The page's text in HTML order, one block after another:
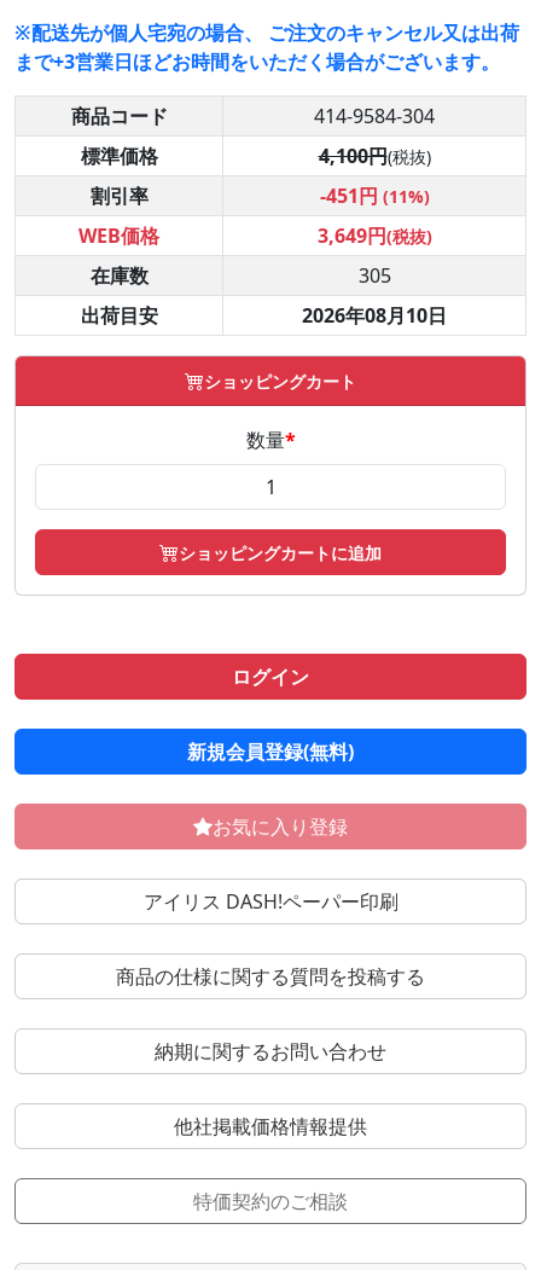
※配送先が個人宅宛の場合、 ご注文のキャンセル又は出荷
まで+3営業日ほどお時間をいただく場合がございます。
商品コード
414-9584-304
標準価格
4,100円(税抜)
割引率 -451円 (11%)
WEB価格 3,649円(税抜)
在庫数
305
出荷目安
2026年08月10日
ショッピングカート
数量*
ショッピングカートに追加
ログイン
新規会員登録(無料)
お気に入り登録
アイリス DASH!ペーパー印刷
商品の仕様に関する質問を投稿する
納期に関するお問い合わせ
他社掲載価格情報提供
特価契約のご相談